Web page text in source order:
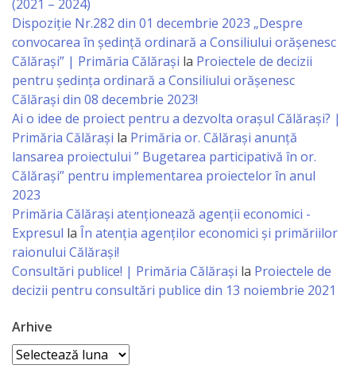
Publicul,
Operator
CISC
Organigrama
Regulament
Consiliul
local
Secretarul
Consiliului
Consilieri
(2021 – 2024)
Dispoziție Nr.282 din 01 decembrie 2023 „Despre
convocarea în ședință ordinară a Consiliului orășenesc
Călărași” | Primăria Călărași la Proiectele de decizii
pentru ședința ordinară a Consiliului orășenesc
Călărași din 08 decembrie 2023!
Ai o idee de proiect pentru a dezvolta orașul Călărași? |
Primăria Călărași la Primăria or. Călărași anunță
lansarea proiectului ” Bugetarea participativă în or.
Călărași” pentru implementarea proiectelor în anul
2023
Primăria Călăraşi atenţionează agenţii economici -
Expresul la În atenția agenților economici și primăriilor
raionului Călărași!
Consultări publice! | Primăria Călărași la Proiectele de
decizii pentru consultări publice din 13 noiembrie 2021
Arhive
Arhive